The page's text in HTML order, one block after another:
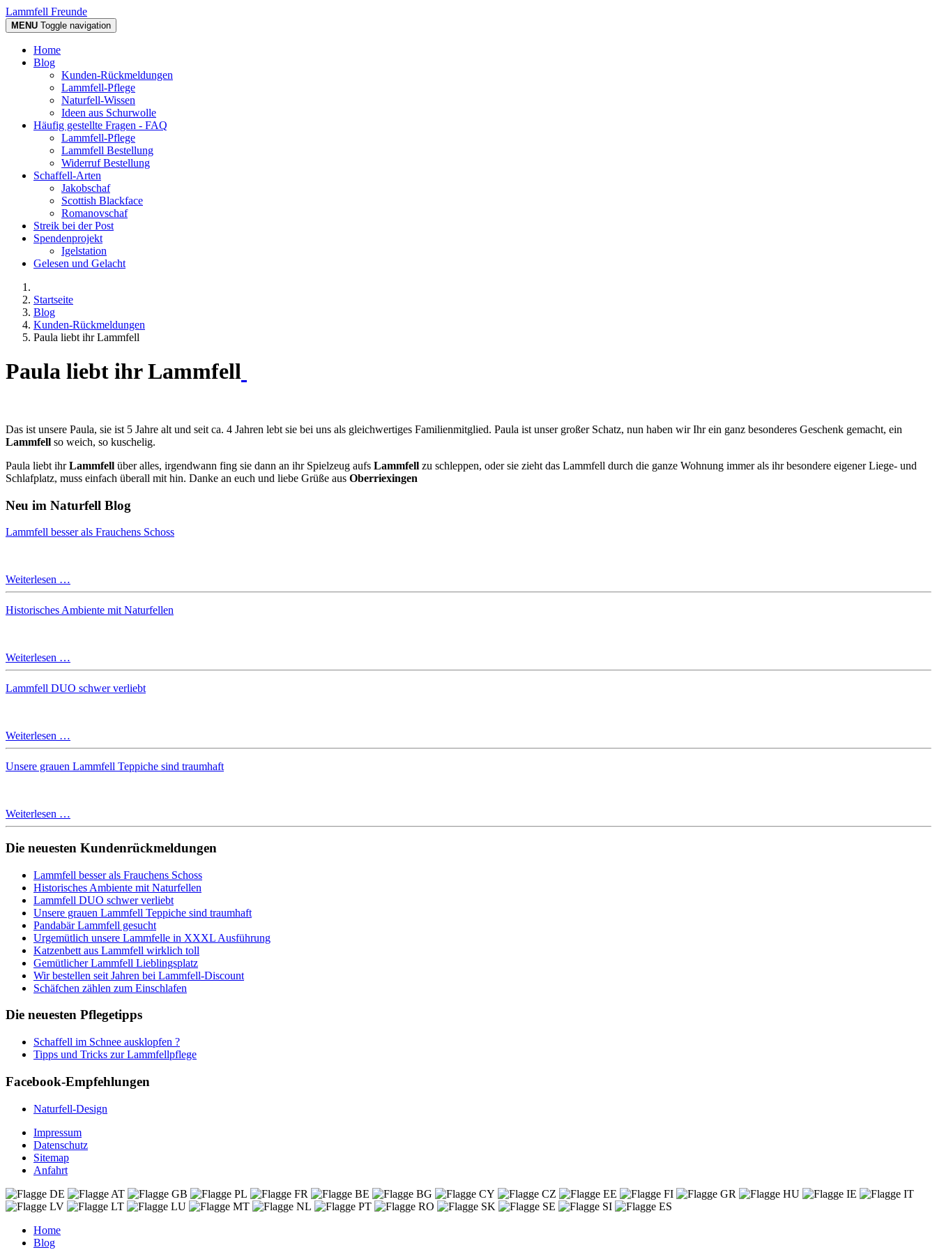
Lammfell Freunde
MENU Toggle navigation
Home
Blog
Kunden-Rückmeldungen
Lammfell-Pflege
Naturfell-Wissen
Ideen aus Schurwolle
Häufig gestellte Fragen - FAQ
Lammfell-Pflege
Lammfell Bestellung
Widerruf Bestellung
Schaffell-Arten
Jakobschaf
Scottish Blackface
Romanovschaf
Streik bei der Post
Spendenprojekt
Igelstation
Gelesen und Gelacht
Startseite
Blog
Kunden-Rückmeldungen
Paula liebt ihr Lammfell
Paula liebt ihr Lammfell
Das ist unsere Paula, sie ist 5 Jahre alt und seit ca. 4 Jahren lebt sie bei uns als gleichwertiges Familienmitglied. Paula ist unser großer Schatz, nun haben wir Ihr ein ganz besonderes Geschenk gemacht, ein
Lammfell so weich, so kuschelig.
Paula liebt ihrLammfell über alles, irgendwann fing sie dann an ihr Spielzeug aufs Lammfell zu schleppen, oder sie zieht das Lammfell durch die ganze Wohnung immer als ihr besondere eigener Liege- und
Schlafplatz, muss einfach überall mit hin. Danke an euch und liebe Grüße aus Oberriexingen
Neu im Naturfell Blog
Lammfell besser als Frauchens Schoss
Weiterlesen …
Historisches Ambiente mit Naturfellen
Weiterlesen …
Lammfell DUO schwer verliebt
Weiterlesen …
Unsere grauen Lammfell Teppiche sind traumhaft
Weiterlesen …
Die neuesten Kundenrückmeldungen
Lammfell besser als Frauchens Schoss
Historisches Ambiente mit Naturfellen
Lammfell DUO schwer verliebt
Unsere grauen Lammfell Teppiche sind traumhaft
Pandabär Lammfell gesucht
Urgemütlich unsere Lammfelle in XXXL Ausführung
Katzenbett aus Lammfell wirklich toll
Gemütlicher Lammfell Lieblingsplatz
Wir bestellen seit Jahren bei Lammfell-Discount
Schäfchen zählen zum Einschlafen
Die neuesten Pflegetipps
Schaffell im Schnee ausklopfen ?
Tipps und Tricks zur Lammfellpflege
Facebook-Empfehlungen
Naturfell-Design
Impressum
Datenschutz
Sitemap
Anfahrt
Home
Blog